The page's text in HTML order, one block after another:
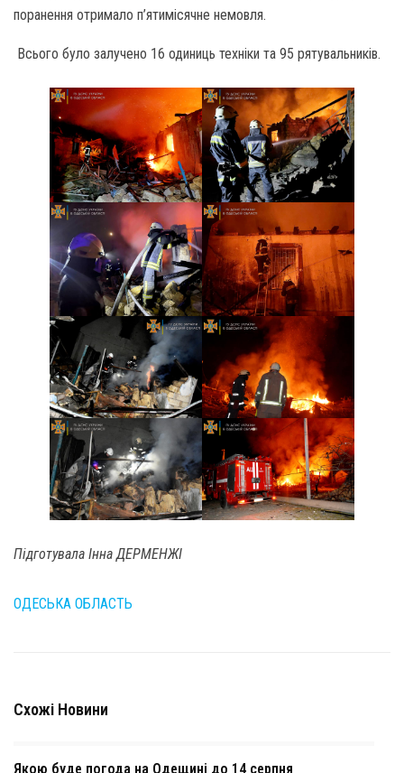
поранення отримало п’ятимісячне немовля.
Всього було залучено 16 одиниць техніки та 95 рятувальників.
Підготувала Інна ДЕРМЕНЖІ
ОДЕСЬКА ОБЛАСТЬ
Схожі Новини
Якою буде погода на Одещині до 14 серпня